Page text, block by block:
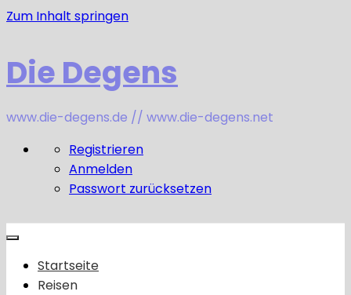
Zum Inhalt springen
Die Degens
www.die-degens.de // www.die-degens.net
Registrieren
Anmelden
Passwort zurücksetzen
Startseite
Reisen